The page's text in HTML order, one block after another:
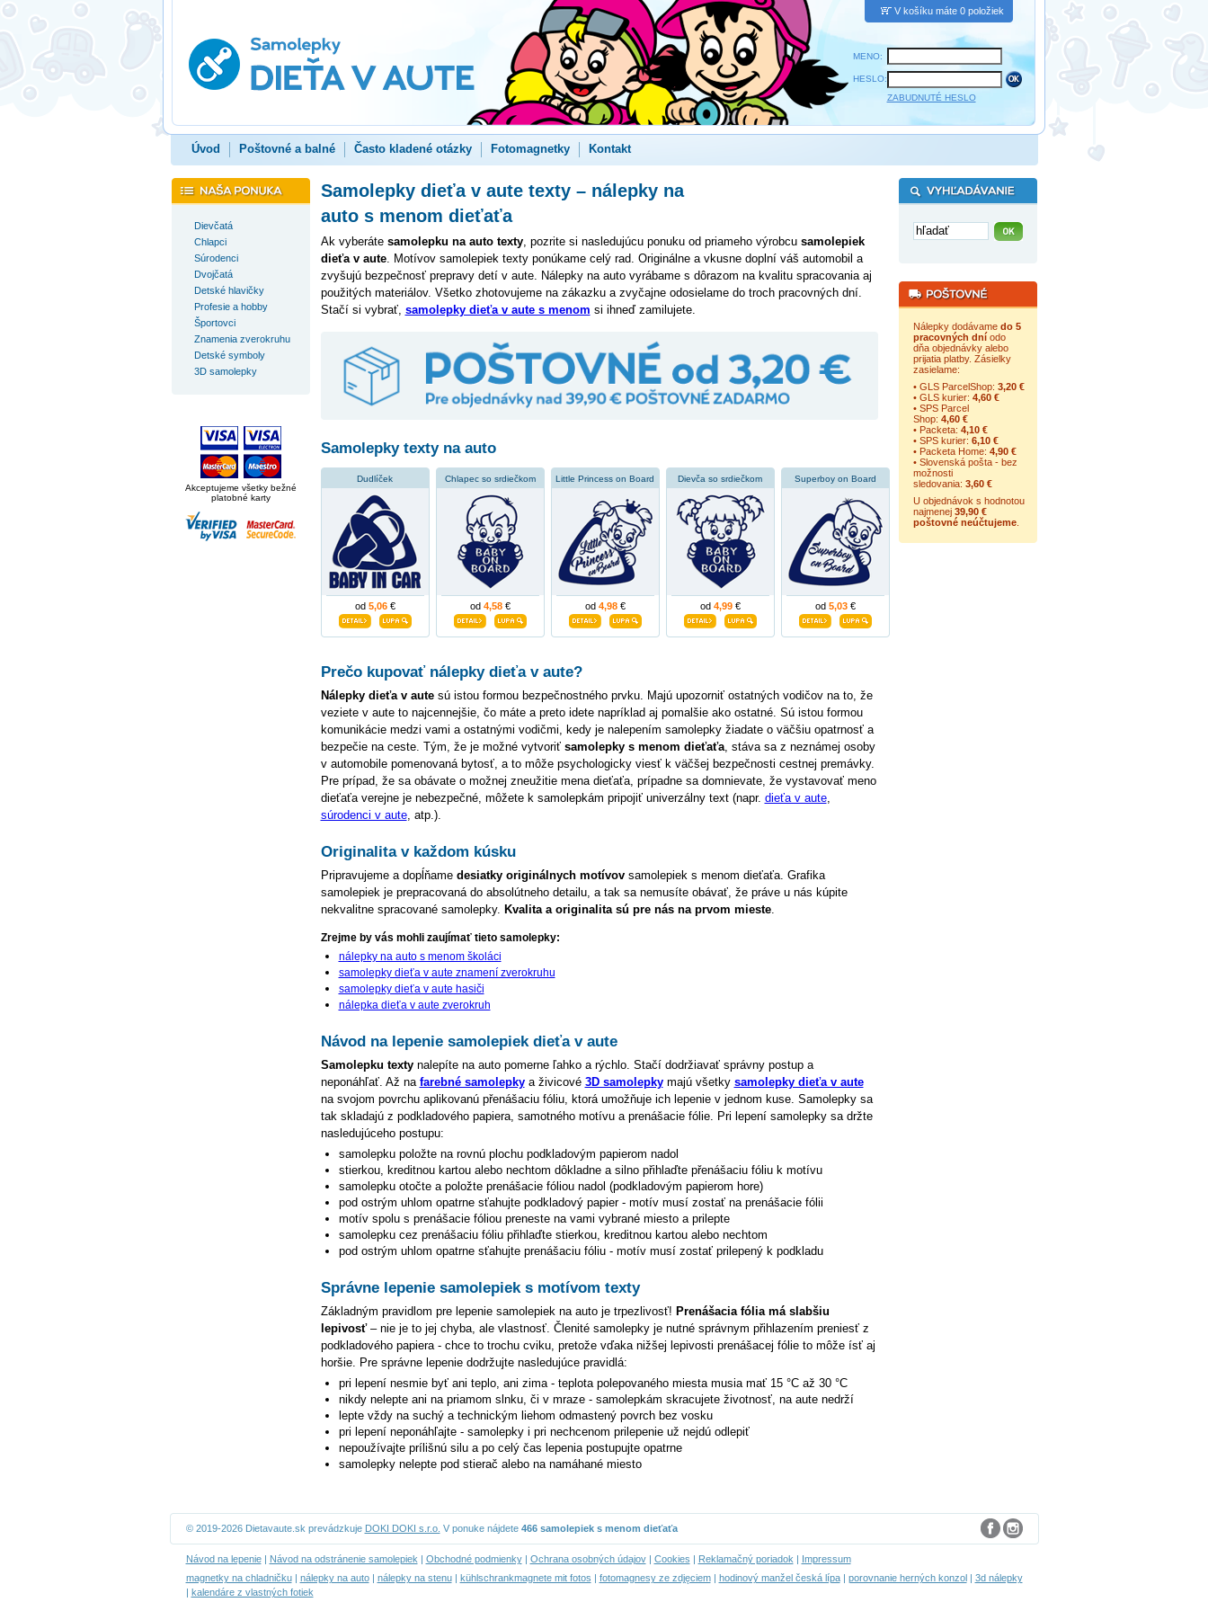
V košíku máte 0 položiek
MENO:
HESLO:
ZABUDNUTÉ HESLO
Úvod Poštovné a balné Často kladené otázky Fotomagnetky Kontakt
Dievčatá
Chlapci
Súrodenci
Dvojčatá
Detské hlavičky
Profesie a hobby
Športovci
Znamenia zverokruhu
Detské symboly
3D samolepky
Akceptujeme všetky bežné
platobné karty
Samolepky dieťa v aute texty – nálepky na
auto s menom dieťaťa
Ak vyberáte samolepku na auto texty, pozrite si nasledujúcu ponuku od priameho výrobcu samolepiek
dieťa v aute. Motívov samolepiek texty ponúkame celý rad. Originálne a vkusne doplní váš automobil a
zvyšujú bezpečnosť prepravy detí v aute. Nálepky na auto vyrábame s dôrazom na kvalitu spracovania aj
použitých materiálov. Všetko zhotovujeme na zákazku a zvyčajne odosielame do troch pracovných dní.
Stačí si vybrať, samolepky dieťa v aute s menom si ihneď zamilujete.
Samolepky texty na auto
Dudlíček
od 5,06€
Chlapec so srdiečkom
od 4,58€
Little Princess on Board
od 4,98€
Dievča so srdiečkom
od 4,99€
Superboy on Board
od 5,03€
Prečo kupovať nálepky dieťa v aute?
Nálepky dieťa v autesú istou formou bezpečnostného prvku. Majú upozorniť ostatných vodičov na to, že
veziete v aute to najcennejšie, čo máte a preto idete napríklad aj pomalšie ako ostatné. Sú istou formou
komunikácie medzi vami a ostatnými vodičmi, kedy je nalepením samolepky žiadate o väčšiu opatrnosť a
bezpečie na ceste. Tým, že je možné vytvoriť samolepky s menom dieťaťa, stáva sa z neznámej osoby
v automobile pomenovaná bytosť, a to môže psychologicky viesť k väčšej bezpečnosti cestnej premávky.
Pre prípad, že sa obávate o možnej zneužitie mena dieťaťa, prípadne sa domnievate, že vystavovať meno
dieťaťa verejne je nebezpečné, môžete k samolepkám pripojiť univerzálny text (napr. dieťa v aute,
súrodenci v aute, atp.).
Originalita v každom kúsku
Pripravujeme a dopĺňame desiatky originálnych motívovsamolepiek s menom dieťaťa. Grafika
samolepiek je prepracovaná do absolútneho detailu, a tak sa nemusíte obávať, že práve u nás kúpite
nekvalitne spracované samolepky. Kvalita a originalita sú pre nás na prvom mieste.
Zrejme by vás mohli zaujímať tieto samolepky:
nálepky na auto s menom školáci
samolepky dieťa v aute znamení zverokruhu
samolepky dieťa v aute hasiči
nálepka dieťa v aute zverokruh
Návod na lepenie samolepiek dieťa v aute
Samolepku textynalepíte na auto pomerne ľahko a rýchlo. Stačí dodržiavať správny postup a
neponáhľať. Až na farebné samolepkya živicové 3D samolepkymajú všetky samolepky dieťa v aute
na svojom povrchu aplikovanú přenášaciu fóliu, ktorá umožňuje ich lepenie v jednom kuse. Samolepky sa
tak skladajú z podkladového papiera, samotného motívu a prenášacie fólie. Pri lepení samolepky sa držte
nasledujúceho postupu:
samolepku položte na rovnú plochu podkladovým papierom nadol
stierkou, kreditnou kartou alebo nechtom dôkladne a silno přihlaďte přenášaciu fóliu k motívu
samolepku otočte a položte prenášacie fóliou nadol (podkladovým papierom hore)
pod ostrým uhlom opatrne sťahujte podkladový papier - motív musí zostať na prenášacie fólii
motív spolu s prenášacie fóliou preneste na vami vybrané miesto a prilepte
samolepku cez prenášaciu fóliu přihlaďte stierkou, kreditnou kartou alebo nechtom
pod ostrým uhlom opatrne sťahujte prenášaciu fóliu - motív musí zostať prilepený k podkladu
Správne lepenie samolepiek s motívom texty
Základným pravidlom pre lepenie samolepiek na auto je trpezlivosť! Prenášacia fólia má slabšiu
lepivosť– nie je to jej chyba, ale vlastnosť. Členité samolepky je nutné správnym přihlazením preniesť z
podkladového papiera - chce to trochu cviku, pretože vďaka nižšej lepivosti prenášacej fólie to môže ísť aj
horšie. Pre správne lepenie dodržujte nasledujúce pravidlá:
pri lepení nesmie byť ani teplo, ani zima - teplota polepovaného miesta musia mať 15 °C až 30 °C
nikdy nelepte ani na priamom slnku, či v mraze - samolepkám skracujete životnosť, na aute nedrží
lepte vždy na suchý a technickým liehom odmastený povrch bez vosku
pri lepení neponáhľajte - samolepky i pri nechcenom prilepenie už nejdú odlepiť
nepoužívajte prílišnú silu a po celý čas lepenia postupujte opatrne
samolepky nelepte pod stierač alebo na namáhané miesto
Nálepky dodávame do 5
pracovných dníodo
dňa objednávky alebo
prijatia platby. Zásielky
zasielame:
• GLS ParcelShop: 3,20 €
• GLS kurier: 4,60 €
• SPS Parcel
Shop: 4,60 €
• Packeta: 4,10 €
• SPS kurier: 6,10 €
• Packeta Home: 4,90 €
• Slovenská pošta - bez
možnosti
sledovania: 3,60 €
U objednávok s hodnotou
najmenej 39,90 €
poštovné neúčtujeme.
© 2019-2026 Dietavaute.sk prevádzkuje DOKI DOKI s.r.o. V ponuke nájdete 466 samolepiek s menom dieťaťa
Návod na lepenie| Návod na odstránenie samolepiek | Obchodné podmienky| Ochrana osobných údajov| Cookies | Reklamačný poriadok | Impressum
magnetky na chladničku| nálepky na auto| nálepky na stenu| kühlschrankmagnete mit fotos | fotomagnesy ze zdjęciem| hodinový manžel česká lípa| porovnanie herných konzol| 3d nálepky
| kalendáre z vlastných fotiek